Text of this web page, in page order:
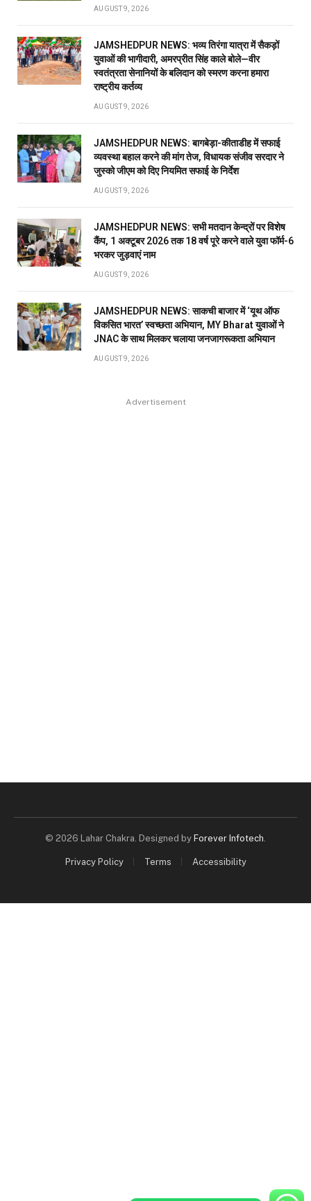
AUGUST 9, 2026
JAMSHEDPUR NEWS: भव्य तिरंगा यात्रा में सैकड़ों
युवाओं की भागीदारी, अमरप्रीत सिंह काले बोले—वीर
स्वतंत्रता सेनानियों के बलिदान को स्मरण करना हमारा
राष्ट्रीय कर्तव्य
AUGUST 9, 2026
JAMSHEDPUR NEWS: बागबेड़ा-कीताडीह में सफाई
व्यवस्था बहाल करने की मांग तेज, विधायक संजीव सरदार ने
जुस्को जीएम को दिए नियमित सफाई के निर्देश
AUGUST 9, 2026
JAMSHEDPUR NEWS: सभी मतदान केन्द्रों पर विशेष
कैंप, 1 अक्टूबर 2026 तक 18 वर्ष पूरे करने वाले युवा फॉर्म-6
भरकर जुड़वाएं नाम
AUGUST 9, 2026
JAMSHEDPUR NEWS: साकची बाजार में ‘यूथ ऑफ
विकसित भारत’ स्वच्छता अभियान, MY Bharat युवाओं ने
JNAC के साथ मिलकर चलाया जनजागरूकता अभियान
AUGUST 9, 2026
Advertisement
© 2026 Lahar Chakra. Designed by Forever Infotech
Privacy Policy Terms Accessibility